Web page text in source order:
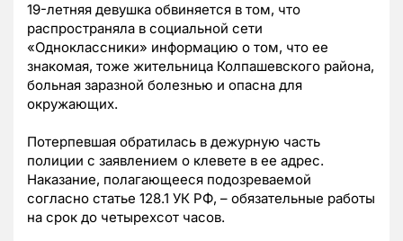
19-летняя девушка обвиняется в том, что
распространяла в социальной сети
«Одноклассники» информацию о том, что ее
знакомая, тоже жительница Колпашевского района,
больная заразной болезнью и опасна для
окружающих.
Потерпевшая обратилась в дежурную часть
полиции с заявлением о клевете в ее адрес.
Наказание, полагающееся подозреваемой
согласно статье 128.1 УК РФ, – обязательные работы
на срок до четырехсот часов.